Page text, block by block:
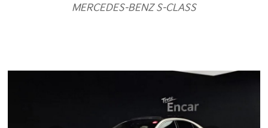
MERCEDES-BENZ S-CLASS